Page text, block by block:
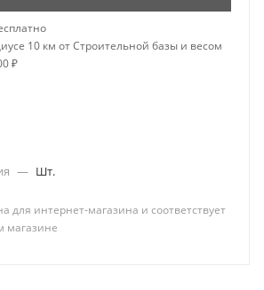
10 км от Строительной базы и весом
₽
— Шт.
для интернет-магазина и соответствует
магазине